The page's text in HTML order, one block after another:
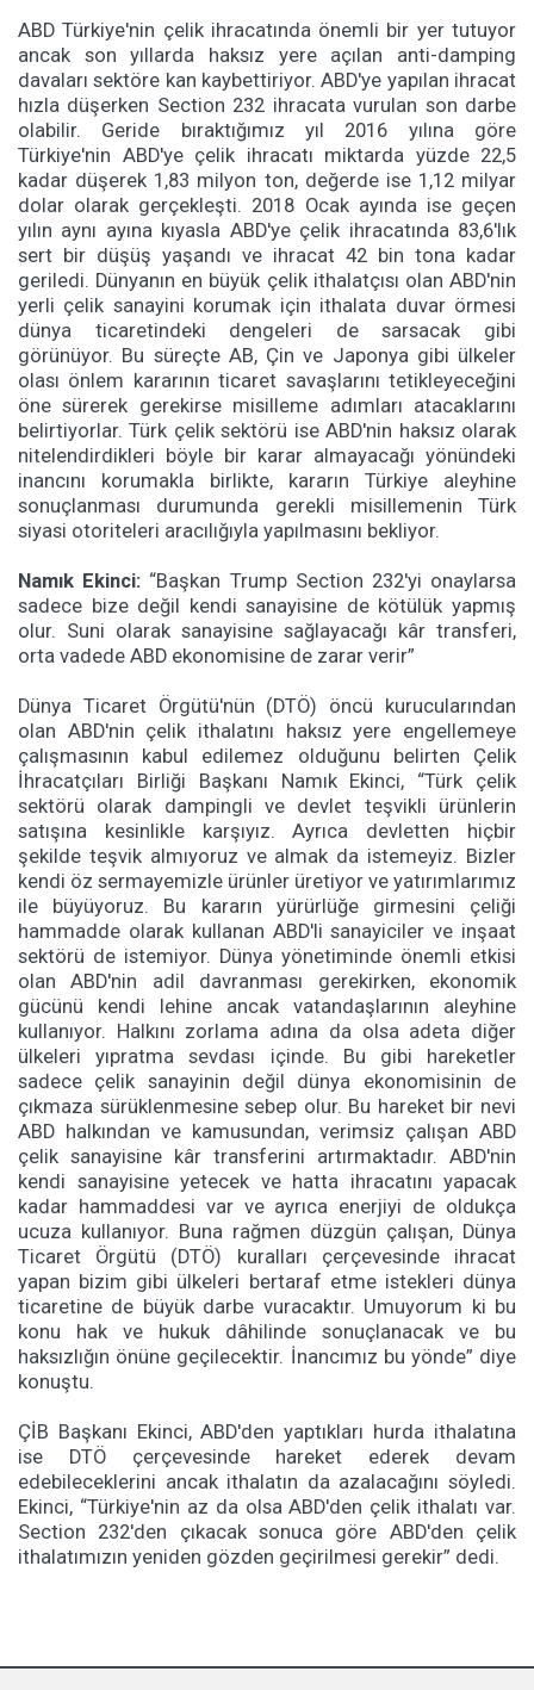
ABD Türkiye'nin çelik ihracatında önemli bir yer tutuyor
ancak son yıllarda haksız yere açılan anti-damping
davaları sektöre kan kaybettiriyor. ABD'ye yapılan ihracat
hızla düşerken Section 232 ihracata vurulan son darbe
olabilir. Geride bıraktığımız yıl 2016 yılına göre
Türkiye'nin ABD'ye çelik ihracatı miktarda yüzde 22,5
kadar düşerek 1,83 milyon ton, değerde ise 1,12 milyar
dolar olarak gerçekleşti. 2018 Ocak ayında ise geçen
yılın aynı ayına kıyasla ABD'ye çelik ihracatında 83,6'lık
sert bir düşüş yaşandı ve ihracat 42 bin tona kadar
geriledi. Dünyanın en büyük çelik ithalatçısı olan ABD'nin
yerli çelik sanayini korumak için ithalata duvar örmesi
dünya ticaretindeki dengeleri de sarsacak gibi
görünüyor. Bu süreçte AB, Çin ve Japonya gibi ülkeler
olası önlem kararının ticaret savaşlarını tetikleyeceğini
öne sürerek gerekirse misilleme adımları atacaklarını
belirtiyorlar. Türk çelik sektörü ise ABD'nin haksız olarak
nitelendirdikleri böyle bir karar almayacağı yönündeki
inancını korumakla birlikte, kararın Türkiye aleyhine
sonuçlanması durumunda gerekli misillemenin Türk
siyasi otoriteleri aracılığıyla yapılmasını bekliyor.
Namık Ekinci: “Başkan Trump Section 232'yi onaylarsa
sadece bize değil kendi sanayisine de kötülük yapmış
olur. Suni olarak sanayisine sağlayacağı kâr transferi,
orta vadede ABD ekonomisine de zarar verir”
Dünya Ticaret Örgütü'nün (DTÖ) öncü kurucularından
olan ABD'nin çelik ithalatını haksız yere engellemeye
çalışmasının kabul edilemez olduğunu belirten Çelik
İhracatçıları Birliği Başkanı Namık Ekinci, “Türk çelik
sektörü olarak dampingli ve devlet teşvikli ürünlerin
satışına kesinlikle karşıyız. Ayrıca devletten hiçbir
şekilde teşvik almıyoruz ve almak da istemeyiz. Bizler
kendi öz sermayemizle ürünler üretiyor ve yatırımlarımız
ile büyüyoruz. Bu kararın yürürlüğe girmesini çeliği
hammadde olarak kullanan ABD'li sanayiciler ve inşaat
sektörü de istemiyor. Dünya yönetiminde önemli etkisi
olan ABD'nin adil davranması gerekirken, ekonomik
gücünü kendi lehine ancak vatandaşlarının aleyhine
kullanıyor. Halkını zorlama adına da olsa adeta diğer
ülkeleri yıpratma sevdası içinde. Bu gibi hareketler
sadece çelik sanayinin değil dünya ekonomisinin de
çıkmaza sürüklenmesine sebep olur. Bu hareket bir nevi
ABD halkından ve kamusundan, verimsiz çalışan ABD
çelik sanayisine kâr transferini artırmaktadır. ABD'nin
kendi sanayisine yetecek ve hatta ihracatını yapacak
kadar hammaddesi var ve ayrıca enerjiyi de oldukça
ucuza kullanıyor. Buna rağmen düzgün çalışan, Dünya
Ticaret Örgütü (DTÖ) kuralları çerçevesinde ihracat
yapan bizim gibi ülkeleri bertaraf etme istekleri dünya
ticaretine de büyük darbe vuracaktır. Umuyorum ki bu
konu hak ve hukuk dâhilinde sonuçlanacak ve bu
haksızlığın önüne geçilecektir. İnancımız bu yönde” diye
konuştu.
ÇİB Başkanı Ekinci, ABD'den yaptıkları hurda ithalatına
ise DTÖ çerçevesinde hareket ederek devam
edebileceklerini ancak ithalatın da azalacağını söyledi.
Ekinci, “Türkiye'nin az da olsa ABD'den çelik ithalatı var.
Section 232'den çıkacak sonuca göre ABD'den çelik
ithalatımızın yeniden gözden geçirilmesi gerekir” dedi.